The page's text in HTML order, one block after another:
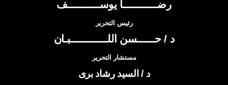
رضــــــــــــا يوســـــــــــف
رئيس التحرير
د / حــــــسن اللـــــــــــــبـان
مستشار التحرير
د / السيد رشاد برى